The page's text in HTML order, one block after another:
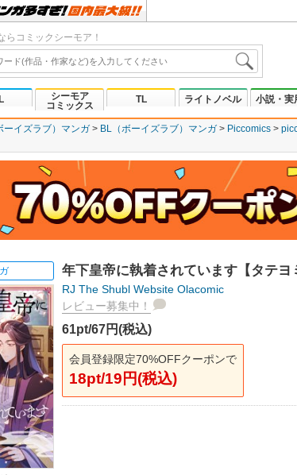
らコミックシーモア！
シーモア
コミックス
TL ライトノベル 小説・実
ーイズラブ）マンガ BL（ボーイズラブ）マンガ Piccomics
年下皇帝に執着されています【タテヨ
RJ The Shubl Website Olacomic
レビュー募集中！
61pt/67円(税込)
会員登録限定70%OFFクーポンで
18pt/19円(税込)